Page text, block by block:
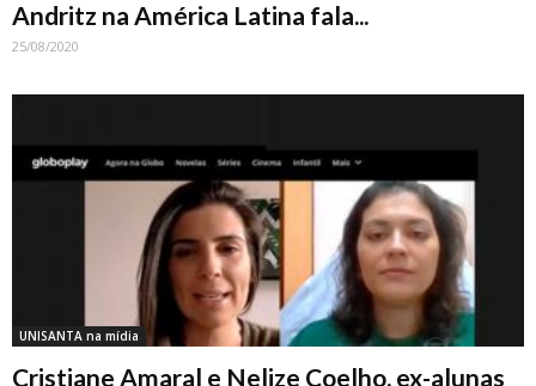
Andritz na América Latina fala...
25/08/2020
UNISANTA na mídia
Cristiane Amaral e Nelize Coelho, ex-alunas